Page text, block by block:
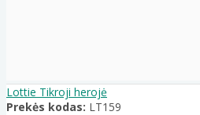
Lottie Tikroji herojė
Prekės kodas: LT159